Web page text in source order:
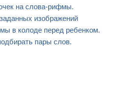
на слова-рифмы.
изображений
в колоде перед ребенком.
пары слов.